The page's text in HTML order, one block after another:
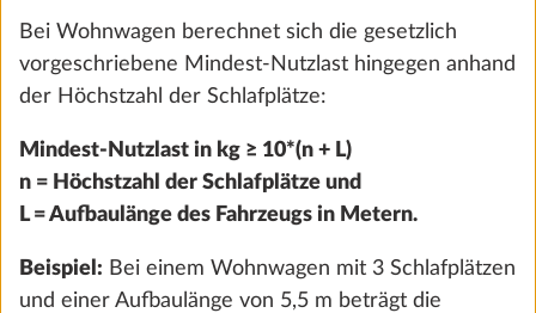
MAXIA
WOHNMOBILE
ONTOUR C
ONTOUR T
ONTOUR A
PRESTIGE T
MAXIA T
Bei Wohnwagen berechnet sich die gesetzlich
vorgeschriebene Mindest-Nutzlast hingegen anhand
der Höchstzahl der Schlafplätze:
Mindest-Nutzlast in kg ≥ 10*(n + L)
n = Höchstzahl der Schlafplätze und
L = Aufbaulänge des Fahrzeugs in Metern.
Beispiel: Bei einem Wohnwagen mit 3 Schlafplätzen
und einer Aufbaulänge von 5,5 m beträgt die